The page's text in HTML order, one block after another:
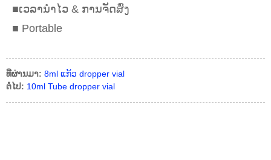
■ເວລານໍາໄວ & ການຈັດສົ່ງ
■ Portable
ທີ່ຜ່ານມາ: 8ml ແກ້ວ dropper vial
ຕໍ່ໄປ: 10ml Tube dropper vial